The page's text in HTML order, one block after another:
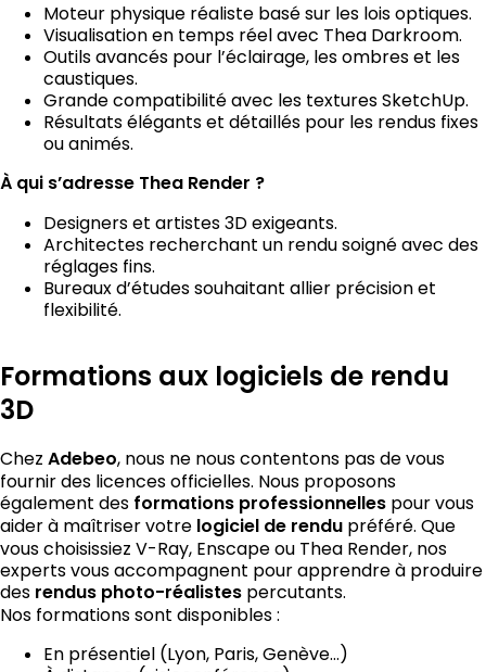
Moteur physique réaliste basé sur les lois optiques.
Visualisation en temps réel avec Thea Darkroom.
Outils avancés pour l’éclairage, les ombres et les
caustiques.
Grande compatibilité avec les textures SketchUp.
Résultats élégants et détaillés pour les rendus fixes
ou animés.
À qui s’adresse Thea Render ?
Designers et artistes 3D exigeants.
Architectes recherchant un rendu soigné avec des
réglages fins.
Bureaux d’études souhaitant allier précision et
flexibilité.
Formations aux logiciels de rendu
3D
Chez Adebeo, nous ne nous contentons pas de vous
fournir des licences officielles. Nous proposons
également des formations professionnelles pour vous
aider à maîtriser votre logiciel de rendu préféré. Que
vous choisissiez V-Ray, Enscape ou Thea Render, nos
experts vous accompagnent pour apprendre à produire
des rendus photo-réalistes percutants.
Nos formations sont disponibles :
En présentiel (Lyon, Paris, Genève…)